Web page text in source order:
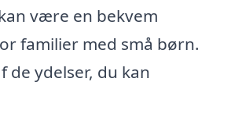
være en bekvem
familier med små børn.
de ydelser, du kan